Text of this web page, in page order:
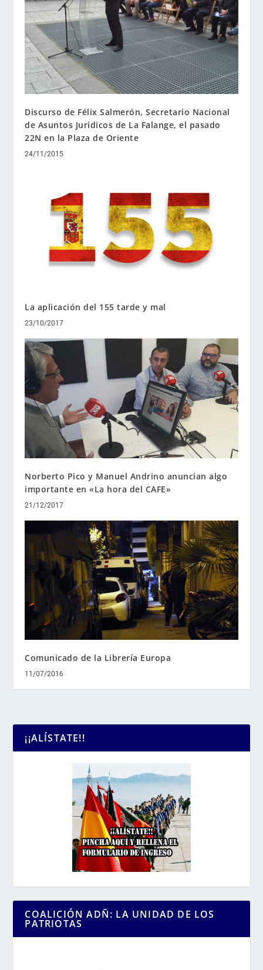
Discurso de Félix Salmerón, Secretario Nacional
de Asuntos Jurídicos de La Falange, el pasado
22N en la Plaza de Oriente
24/11/2015
La aplicación del 155 tarde y mal
23/10/2017
Norberto Pico y Manuel Andrino anuncian algo
importante en «La hora del CAFE»
21/12/2017
Comunicado de la Librería Europa
11/07/2016
¡¡ALÍSTATE!!
COALICIÓN ADÑ: LA UNIDAD DE LOS
PATRIOTAS